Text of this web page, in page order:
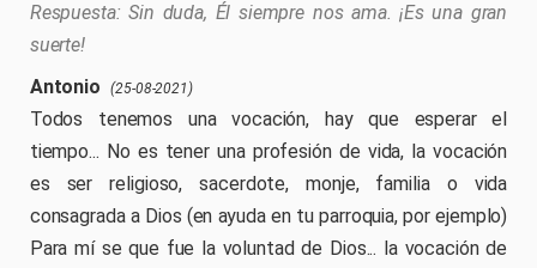
Sin duda, Él siempre nos ama. ¡Es una gran
suerte!
Antonio
(25-08-2021)
Todos tenemos una vocación, hay que esperar el
tiempo... No es tener una profesión de vida, la vocación
es ser religioso, sacerdote, monje, familia o vida
consagrada a Dios (en ayuda en tu parroquia, por ejemplo)
Para mí se que fue la voluntad de Dios... la vocación de